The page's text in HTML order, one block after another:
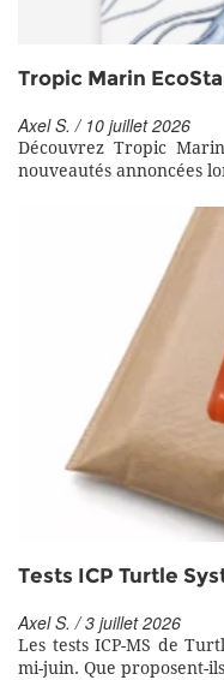
Tropic Marin
Axel S. / 10 juillet 2026
Découvrez Tropic
nouveautés annoncées
Tests ICP Turtle
Axel S. / 3 juillet 2026
Les tests ICP-MS de
mi-juin. Que proposent-